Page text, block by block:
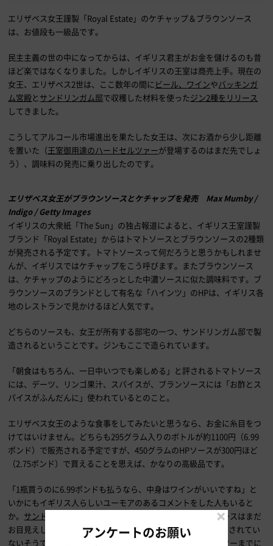
エリザベス女王謹製「Royal Estate」のケチャップ＆ブラウンソース
は、お値段も一級品です。
民主主義の世の中になってからは、イギリス君主がお金を儲けるのも昔
ほど楽ではなくなりました。しかしイギリスの王室は商売上手。現在の
女王、エリザベス2世は、ここ数年の間にビール、 ワインやバッキンガ
ム宮殿と サンドリンガム邸で収穫した材料を使ったジン2種をリリース
してきました。
こうしてアルコール市場進出を果たした女王は、次にお酒から少し距離
を置いた（王室御用達のハードセルツァーが登場するのはまだ先でしょ
う）、調味料の発売に乗り出したのです。
エリザベス女王がブラウンソースとケチャップを発売 Max Mumby /
Indigo / Getty Images
イギリスの大衆紙「The Sun」の独占報道によると、イギリス王室謹製
ブランド「Royal Estate」からはトマトソースとブラウンソースの2種類
が発売される予定です。トマトソースって何だろうと思うかもしれませ
んが、イギリスではケチャップをこう呼びます。またブラウンソース
は、ケチャップのようにどろっとした中濃ソースに似た調味料です。ブ
ラウンソースのブランドとして有名な「ハインツ」のHPは、イギリス各
地のレストランで見かけるほど人気です。
どちらのソースも、女王が所有する邸宅の一つ、サンドリンガム邸で製
造されるということです。ジンもここで造られています。
「朝食はもちろん、一日中いつでも楽しめる」と評されるトマトソース
には、デーツ、リンゴ果汁、スパイスが、ブランソースには「お酢とス
パイスがふんだんに」使われているとのこと。
エリザベス女王のような食事をしてみたいと思うなら、お金に糸目をつ
けてはいけません。どちらも295グラム入りのボトルが約1100円（6.99
ポンド）で販売される予定ですが、450グラムのHPソースが300円ほど
（2.75ポンド）で買えることを思えば、かなりの高級品です。
「1瓶買うのに6.99ポンドも払うなら、中身はワインがいいですね」と
いかにもイギリス人らしいユーモアのあるコメントをした人もいると
か。 サンドリンガム邸のオンラインショップ
に、女王の新ソースはまだ
お目見えしていませんが、The Sunによると、販売時期は明かされてい
ないそうです。とはいえ女王もイギリス人ですから、イースターまでに
アンケートのお願い